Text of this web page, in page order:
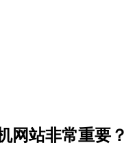
网站非常重要？